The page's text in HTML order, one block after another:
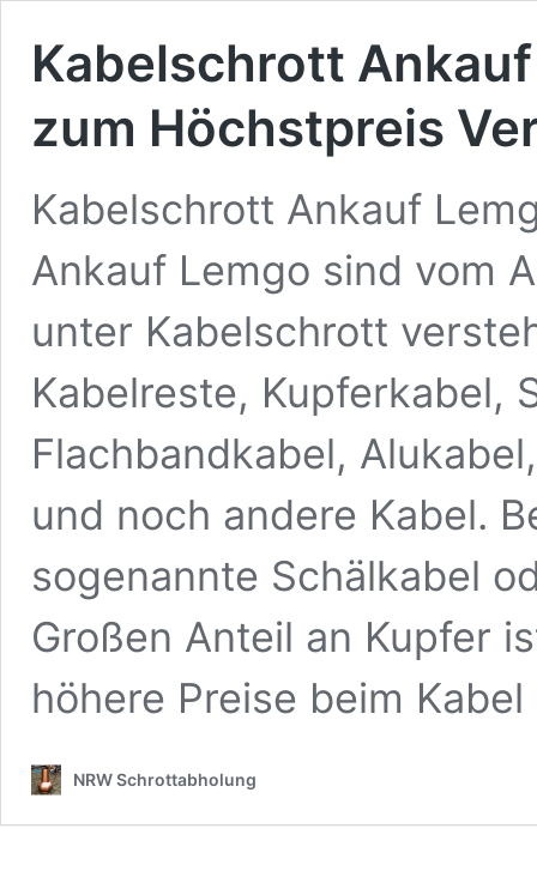
Kabelschrott
zum Höchstpreis
Kabelschrott Ankauf
Ankauf Lemgo sind vom
unter Kabelschrott
Kabelreste, Kupferkabel,
Flachbandkabel,
und noch andere Kabel.
sogenannte Schälkabel
Großen Anteil an Kupfer
höhere Preise beim
NRW Schrottabholung